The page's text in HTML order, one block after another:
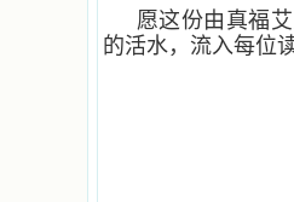
愿这份由真福
的活水，流入每位